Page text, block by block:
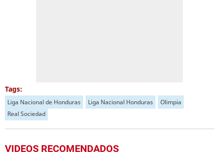
Tags:
Liga Nacional de Honduras Liga Nacional Honduras
Olimpia
Real Sociedad
VIDEOS RECOMENDADOS